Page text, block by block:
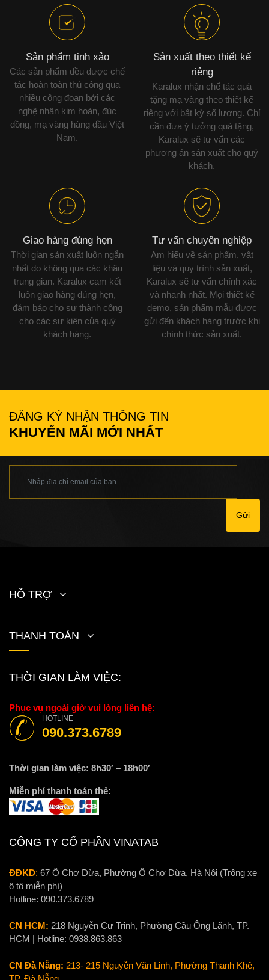
Sản phẩm tinh xảo
Các sản phẩm đều được chế
tác hoàn toàn thủ công qua
nhiều công đoạn bởi các
nghệ nhân kim hoàn, đúc
đồng, mạ vàng hàng đầu Việt
Nam.
Sản xuất theo thiết kế
riêng
Karalux nhận chế tác quà
tặng mạ vàng theo thiết kế
riêng với bất kỳ số lượng. Chỉ
cần đưa ý tưởng quà tặng,
Karalux sẽ tư vấn các
phương án sản xuất cho quý
khách.
Giao hàng đúng hẹn
Thời gian sản xuất luôn ngắn
nhất do không qua các khâu
trung gian. Karalux cam kết
luôn giao hàng đúng hẹn,
đảm bảo cho sự thành công
cho các sự kiện của quý
khách hàng.
Tư vấn chuyên nghiệp
Am hiểu về sản phẩm, vật
liệu và quy trình sản xuất,
Karalux sẽ tư vấn chính xác
và nhanh nhất. Mọi thiết kế
demo, sản phẩm mẫu được
gửi đến khách hàng trước khi
chính thức sản xuất.
ĐĂNG KÝ NHẬN THÔNG TIN
KHUYẾN MÃI MỚI NHẤT
Gửi
HỖ TRỢ
THANH TOÁN
THỜI GIAN LÀM VIỆC:
Phục vụ ngoài giờ vui lòng liên hệ:
HOTLINE
090.373.6789
Thời gian làm việc: 8h30′ – 18h00′
Miễn phí thanh toán thẻ:
CÔNG TY CỔ PHẦN VINATAB
ĐĐKD: 67 Ô Chợ Dừa, Phường Ô Chợ Dừa, Hà Nội (Trông xe
ô tô miễn phí)
Hotline: 090.373.6789
CN HCM: 218 Nguyễn Cư Trinh, Phường Cầu Ông Lãnh, TP.
HCM | Hotline: 0938.863.863
CN Đà Nẵng: 213- 215 Nguyễn Văn Linh, Phường Thanh Khê,